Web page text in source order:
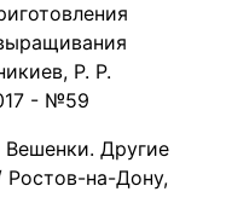
Р. Р.
- №59
Другие
на-Дону,